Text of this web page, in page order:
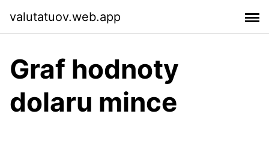
valutatuov.web.app
Graf hodnoty
dolaru mince